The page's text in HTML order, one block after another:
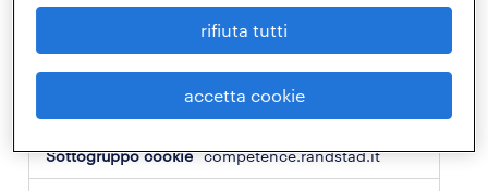
la sezione “informazioni su determinati
cookie specifici”.
strettamente
competence.randstad.it
rifiuta tutti
accetta cookie